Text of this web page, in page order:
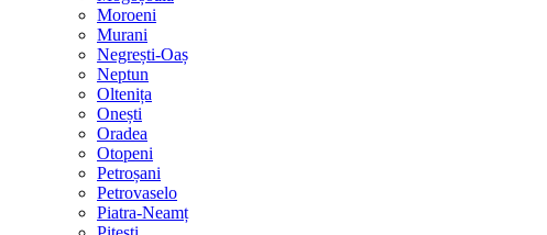
Moroeni
Murani
Negrești-Oaș
Neptun
Oltenița
Onești
Oradea
Otopeni
Petroșani
Petrovaselo
Piatra-Neamț